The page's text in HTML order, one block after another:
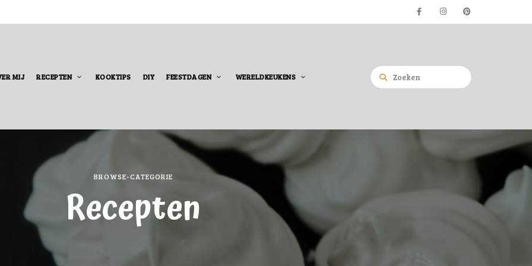
MIJ RECEPTEN KOOKTIPS DIY FEESTDAGEN WERELDKEUKENS
BROWSE-CATEGORIE
Recepten